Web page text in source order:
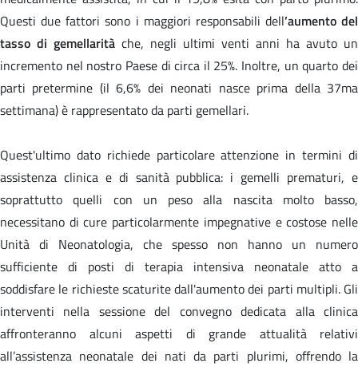
Questi due fattori sono i maggiori responsabili dell’aumento del
tasso di gemellarità che, negli ultimi venti anni ha avuto un
incremento nel nostro Paese di circa il 25%. Inoltre, un quarto dei
parti pretermine (il 6,6% dei neonati nasce prima della 37ma
settimana) è rappresentato da parti gemellari.
Quest'ultimo dato richiede particolare attenzione in termini di
assistenza clinica e di sanità pubblica: i gemelli prematuri, e
soprattutto quelli con un peso alla nascita molto basso,
necessitano di cure particolarmente impegnative e costose nelle
Unità di Neonatologia, che spesso non hanno un numero
sufficiente di posti di terapia intensiva neonatale atto a
soddisfare le richieste scaturite dall'aumento dei parti multipli. Gli
interventi nella sessione del convegno dedicata alla clinica
affronteranno alcuni aspetti di grande attualità relativi
all’assistenza neonatale dei nati da parti plurimi, offrendo la